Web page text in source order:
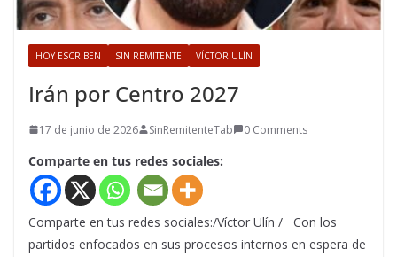
HOY ESCRIBEN SIN REMITENTE VÍCTOR ULÍN
Irán por Centro 2027
17 de junio de 2026 SinRemitenteTab 0 Comments
Comparte en tus redes sociales:
Comparte en tus redes sociales:/Víctor Ulín / Con los
partidos enfocados en sus procesos internos en espera de